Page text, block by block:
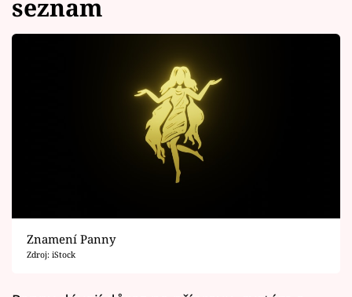
Vztahy
Filmový festival Karlovy Vary
seznam
Znamení Panny
Zdroj: iStock